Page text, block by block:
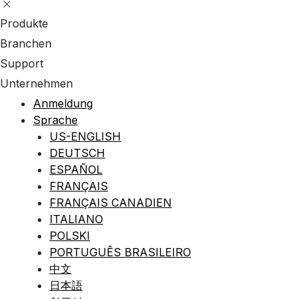
Produkte
Branchen
Support
Unternehmen
Anmeldung
Sprache
US-ENGLISH
DEUTSCH
ESPAÑOL
FRANÇAIS
FRANÇAIS CANADIEN
ITALIANO
POLSKI
PORTUGUÊS BRASILEIRO
中文
日本語